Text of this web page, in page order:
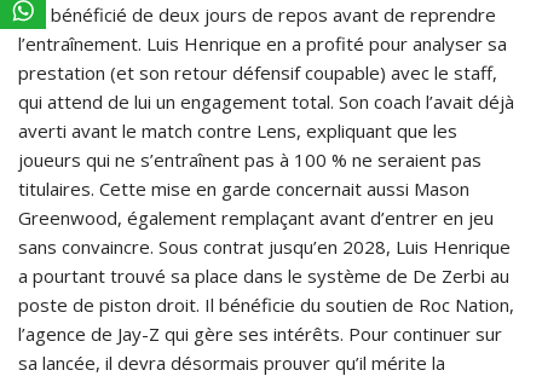
ont bénéficié de deux jours de repos avant de reprendre
l’entraînement. Luis Henrique en a profité pour analyser sa
prestation (et son retour défensif coupable) avec le staff,
qui attend de lui un engagement total. Son coach l’avait déjà
averti avant le match contre Lens, expliquant que les
joueurs qui ne s’entraînent pas à 100 % ne seraient pas
titulaires. Cette mise en garde concernait aussi Mason
Greenwood, également remplaçant avant d’entrer en jeu
sans convaincre. Sous contrat jusqu’en 2028, Luis Henrique
a pourtant trouvé sa place dans le système de De Zerbi au
poste de piston droit. Il bénéficie du soutien de Roc Nation,
l’agence de Jay-Z qui gère ses intérêts. Pour continuer sur
sa lancée, il devra désormais prouver qu’il mérite la